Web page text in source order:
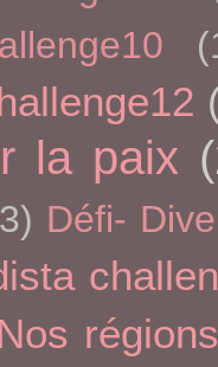
la paix
Défi-